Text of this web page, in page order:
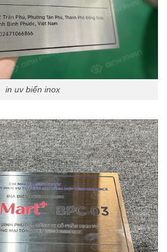
in uv biển inox